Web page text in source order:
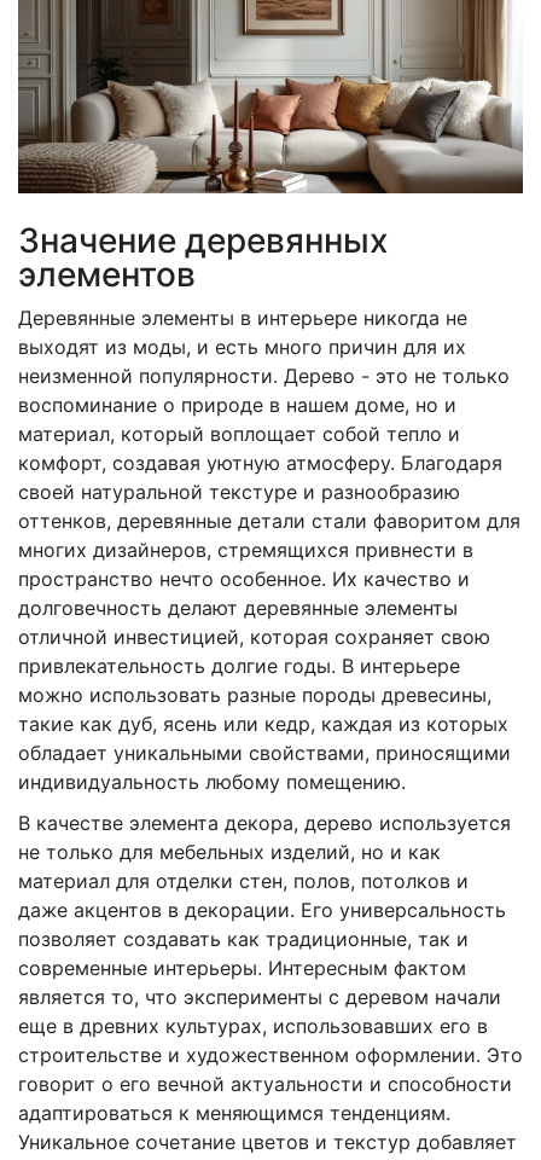
Значение деревянных
элементов
Деревянные элементы в интерьере никогда не
выходят из моды, и есть много причин для их
неизменной популярности. Дерево - это не только
воспоминание о природе в нашем доме, но и
материал, который воплощает собой тепло и
комфорт, создавая уютную атмосферу. Благодаря
своей натуральной текстуре и разнообразию
оттенков, деревянные детали стали фаворитом для
многих дизайнеров, стремящихся привнести в
пространство нечто особенное. Их качество и
долговечность делают деревянные элементы
отличной инвестицией, которая сохраняет свою
привлекательность долгие годы. В интерьере
можно использовать разные породы древесины,
такие как дуб, ясень или кедр, каждая из которых
обладает уникальными свойствами, приносящими
индивидуальность любому помещению.
В качестве элемента декора, дерево используется
не только для мебельных изделий, но и как
материал для отделки стен, полов, потолков и
даже акцентов в декорации. Его универсальность
позволяет создавать как традиционные, так и
современные интерьеры. Интересным фактом
является то, что эксперименты с деревом начали
еще в древних культурах, использовавших его в
строительстве и художественном оформлении. Это
говорит о его вечной актуальности и способности
адаптироваться к меняющимся тенденциям.
Уникальное сочетание цветов и текстур добавляет